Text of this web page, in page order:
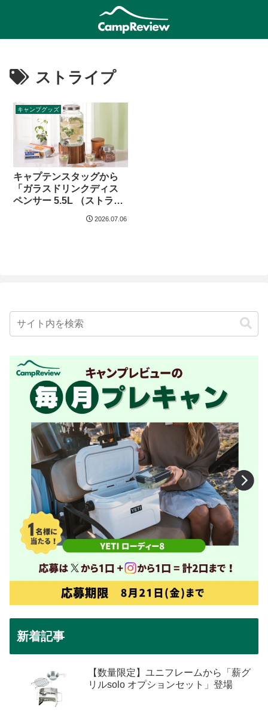
ストライプ
キャンプグッズ
キャプテンスタッグから
「ガラスドリンクディス
ペンサー 5.5L （ストライ
2026.07.06
新着記事
【数量限定】ユニフレームから「薪グ
リルsolo オプションセット」登場